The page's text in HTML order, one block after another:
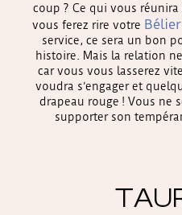
coup ? Ce qui vous réunira
vous ferez rire votre Bélier
service, ce sera un bon
histoire. Mais la relation
car vous vous lasserez
voudra s’engager et
drapeau rouge ! Vous ne
supporter son